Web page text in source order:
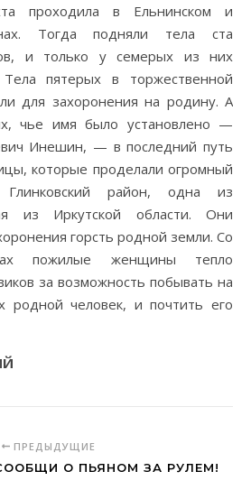
проходила в Ельнинском и
Тогда подняли тела ста
и только у семерых из них
пятерых в торжественной
для захоронения на родину. А
чье имя было установлено —
Инешин, — в последний путь
которые проделали огромный
район, одна из
из Иркутской области. Они
горсть родной земли. Со
пожилые женщины тепло
за возможность побывать на
родной человек, и почтить его
ПРЕДЫДУЩИЕ
О ПЬЯНОМ ЗА РУЛЕМ!